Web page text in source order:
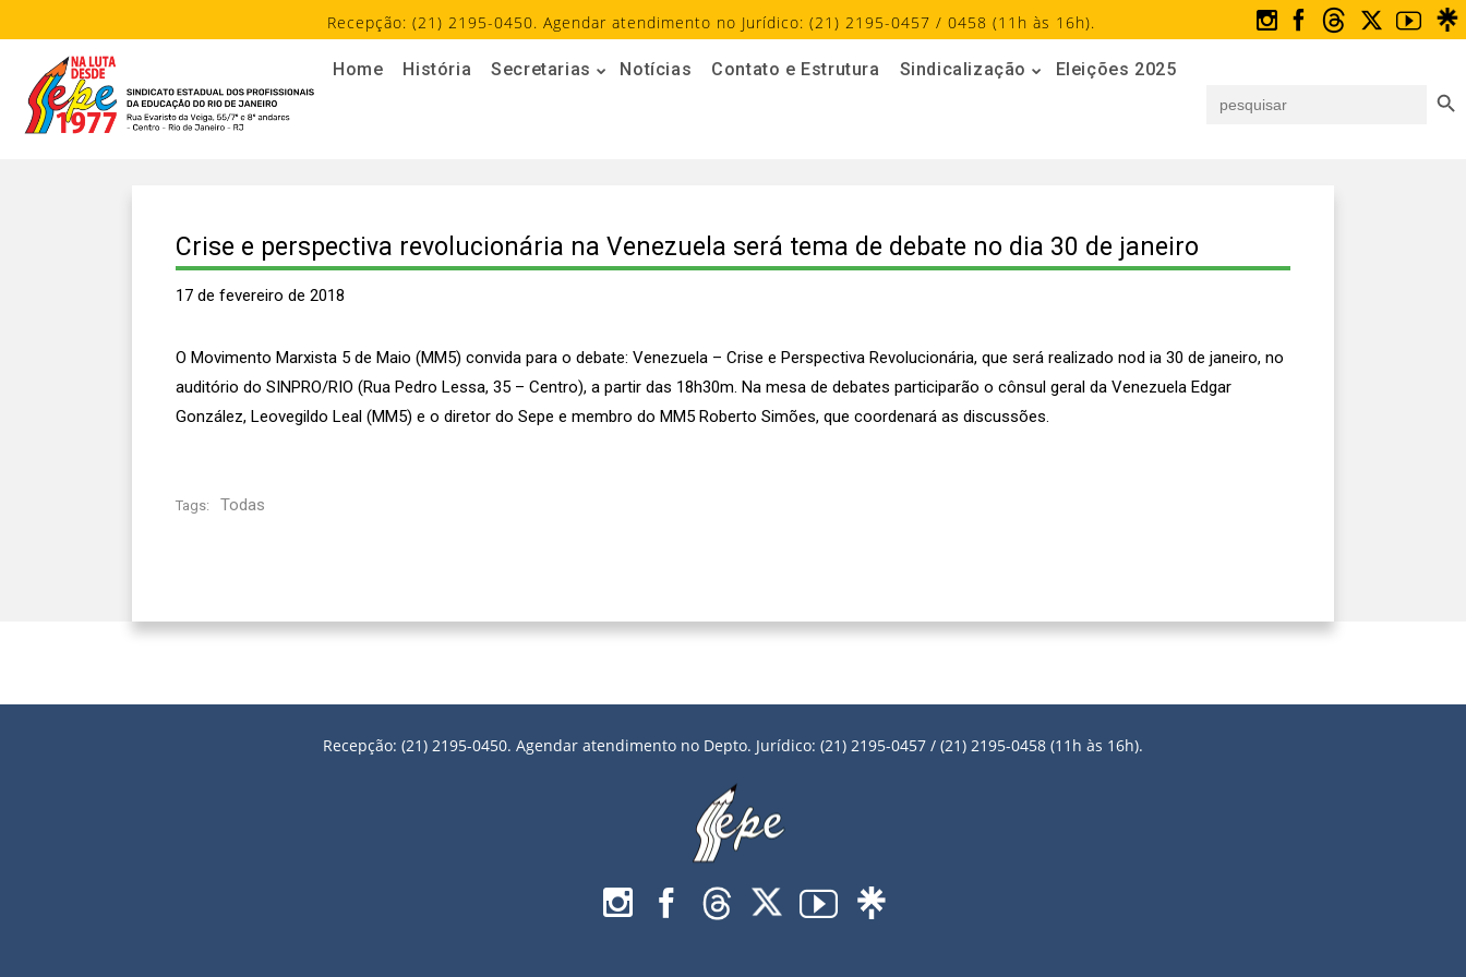
Recepção: (21) 2195-0450. Agendar atendimento no Jurídico: (21) 2195-0457 / 0458 (11h às 16h).
Home História Secretarias Notícias Contato e Estrutura Sindicalização
Eleições 2025
for:
Crise e perspectiva revolucionária na Venezuela será tema de debate no dia 30 de janeiro
17 de fevereiro de 2018
O Movimento Marxista 5 de Maio (MM5) convida para o debate: Venezuela – Crise e Perspectiva Revolucionária, que será realizado nod ia 30 de janeiro, no
auditório do SINPRO/RIO (Rua Pedro Lessa, 35 – Centro), a partir das 18h30m. Na mesa de debates participarão o cônsul geral da Venezuela Edgar
González, Leovegildo Leal (MM5) e o diretor do Sepe e membro do MM5 Roberto Simões, que coordenará as discussões.
Tags: Todas
Recepção: (21) 2195-0450. Agendar atendimento no Depto. Jurídico: (21) 2195-0457 / (21) 2195-0458 (11h às 16h).